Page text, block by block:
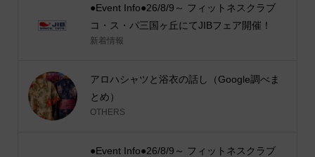
●Event Info●26/8/9～ フィットネスクラブ
コ・ス・パ三国ヶ丘にてJIBフェア開催！
新着情報
アロハシャツと浴衣の話し（Google調べま
とめ）
OTHERS
●Event Info●26/8/9～ フィットネスクラブ